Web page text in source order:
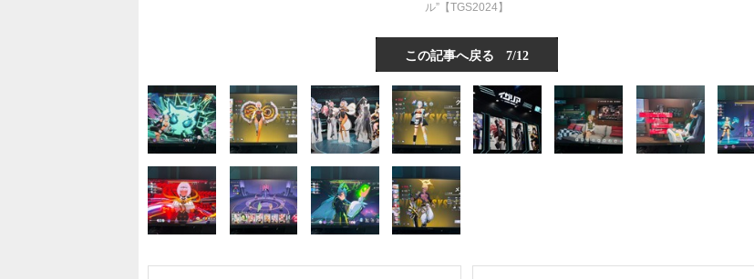
ル”【TGS2024】
この記事へ戻る 7/12